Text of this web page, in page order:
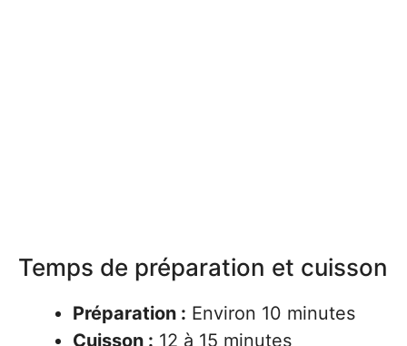
Temps de préparation et cuisson
Préparation : Environ 10 minutes
Cuisson : 12 à 15 minutes